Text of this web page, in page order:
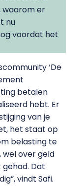
waarom er
nu
voordat het
‘De
betalen
hebt. Er
van je
het staat op
belasting te
wel over geld
Dat
vindt Safi.